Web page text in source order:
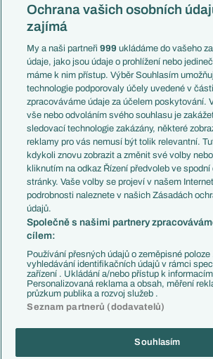
Mistrovství světa
Liga národů
Témata
Představení týmů MS
EuroSkauting
PL v kostce
Evropské koeficienty
Přestupy
Přestupové spekulace
Zranění
Kluby
Arsenal FC
Chelsea FC
Manchester United
AC Milán
Juventus FC
Bayern Mnichov
FC Barcelona
Real Madrid
Česko
Francie
Itálie
Německo
Španělsko
Argentina
Brazílie
Přestupy
Zápasy
Livescore
Tipovací
Ochrana vašich osobních
zajímá
My a naši partneři999 ukládáme do vašeho
údaje, jako jsou údaje o prohlížení nebo
máme k nim přístup. Výběr Souhlasím
technologie podporovaly účely uvedené v
zpracováváme údaje za účelem poskytování.
vše nebo odvoláním svého souhlasu je
sledovací technologie zakázány, některé
reklamy pro vás nemusí být tolik relevantní.
kdykoli znovu zobrazit a změnit své volby
kliknutím na odkaz Řízení předvoleb ve
stránky. Vaše volby se projeví v našem
podrobnosti naleznete v našich Zásadách
údajů.
Společně s našimi partnery
cílem:
Používání přesných údajů o zeměpisné
vyhledávání identifikačních údajů v rámci
zařízení . Ukládání a/nebo přístup k
Personalizovaná reklama a obsah, měření
průzkum publika a rozvoj služeb .
Seznam partnerů (dodavatelů)
Souhlasím